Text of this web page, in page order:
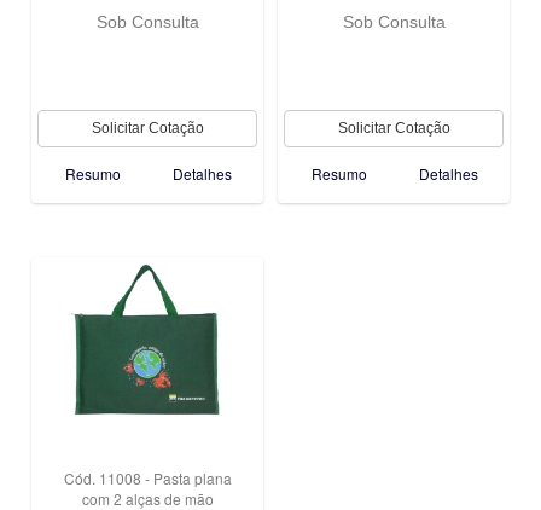
Sob Consulta
Resumo Detalhes
Sob Consulta
Resumo Detalhes
Cód. 11008 - Pasta plana
com 2 alças de mão